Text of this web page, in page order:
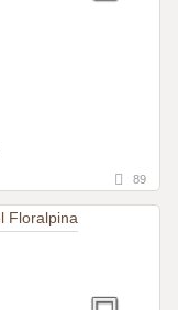
89